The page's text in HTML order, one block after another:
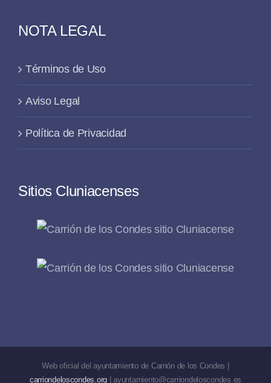
NOTA LEGAL
Términos de Uso
Aviso Legal
Política de Privacidad
Sitios Cluniacenses
Web oficial del ayuntamiento de Carrión de los Condes |
carriondeloscondes.org | ayuntamiento@carriondeloscondes.es